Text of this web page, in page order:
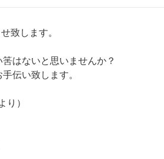
致します。
はないと思いませんか？
伝い致します。
り）